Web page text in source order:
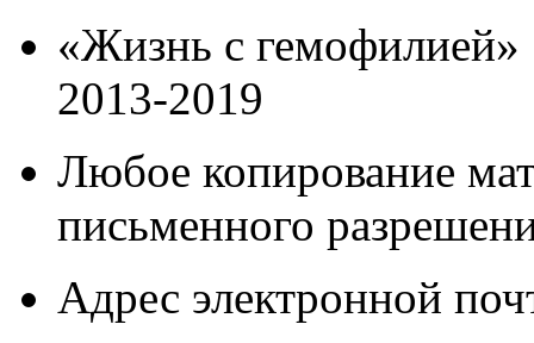
«Жизнь с гемофилией»
2013-2019
Любое копирование
письменного
Адрес электронной